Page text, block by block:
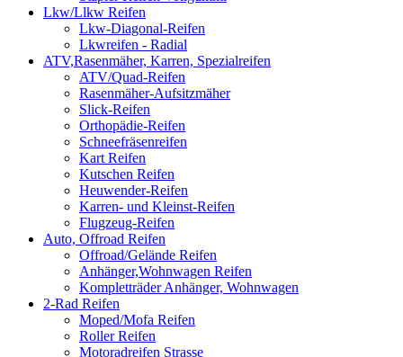
Lkw/Llkw Reifen
Lkw-Diagonal-Reifen
Lkwreifen - Radial
ATV,Rasenmäher, Karren, Spezialreifen
ATV/Quad-Reifen
Rasenmäher-Aufsitzmäher
Slick-Reifen
Orthopädie-Reifen
Schneefräsenreifen
Kart Reifen
Kutschen Reifen
Heuwender-Reifen
Karren- und Kleinst-Reifen
Flugzeug-Reifen
Auto, Offroad Reifen
Offroad/Gelände Reifen
Anhänger,Wohnwagen Reifen
Kompletträder Anhänger, Wohnwagen
2-Rad Reifen
Moped/Mofa Reifen
Roller Reifen
Motoradreifen Strasse